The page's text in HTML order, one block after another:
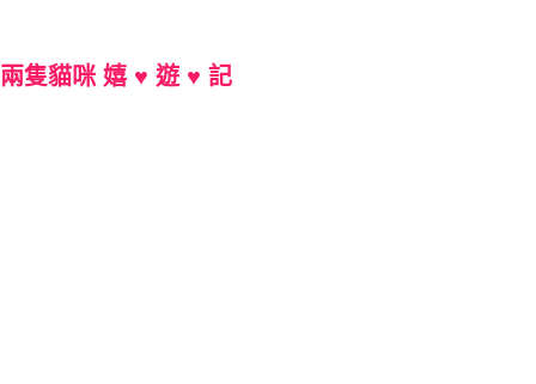
兩隻貓咪 嬉 ♥ 遊 ♥ 記